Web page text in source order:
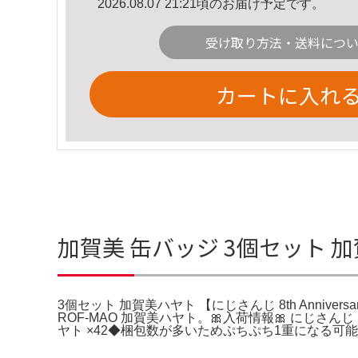
2026.08.07 21:21頃のお届け予定です。
受け取り方法・送料につ
カートに入れ
加賀美 缶バッジ 3個セット
3個セット 加賀美ハヤト 【にじさんじ 8th
ROF-MAO 加賀美ハヤト。🎀入荷情報🎀 にじさん
ヤト ×42◆梱包数が多いためぷちぷち1重になる可